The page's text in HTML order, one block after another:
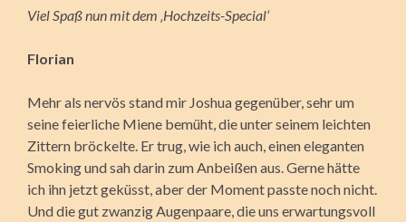
Viel Spaß nun mit dem ‚Hochzeits-Special‘
Florian
Mehr als nervös stand mir Joshua gegenüber, sehr um
seine feierliche Miene bemüht, die unter seinem leichten
Zittern bröckelte. Er trug, wie ich auch, einen eleganten
Smoking und sah darin zum Anbeißen aus. Gerne hätte
ich ihn jetzt geküsst, aber der Moment passte noch nicht.
Und die gut zwanzig Augenpaare, die uns erwartungsvoll